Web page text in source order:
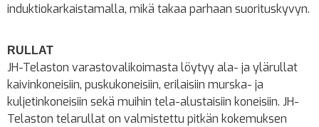
induktiokarkaistamalla, mikä takaa parhaan suorituskyvyn.
RULLAT
JH-Telaston varastovalikoimasta löytyy ala- ja ylärullat
kaivinkoneisiin, puskukoneisiin, erilaisiin murska- ja
kuljetinkoneisiin sekä muihin tela-alustaisiin koneisiin. JH-
Telaston telarullat on valmistettu pitkän kokemuksen